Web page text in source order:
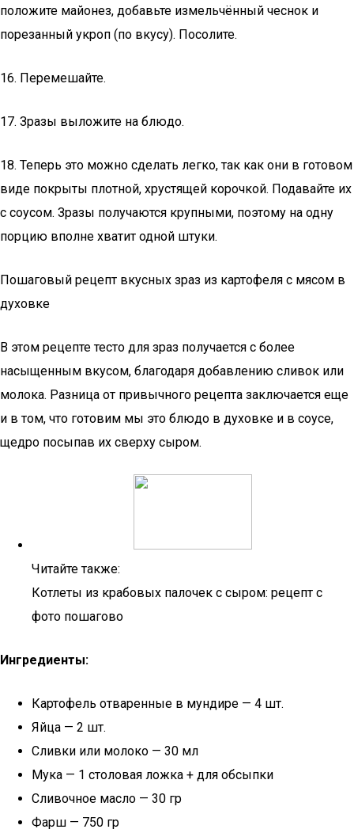
положите майонез, добавьте измельчённый чеснок и
порезанный укроп (по вкусу). Посолите.
16. Перемешайте.
17. Зразы выложите на блюдо.
18. Теперь это можно сделать легко, так как они в готовом
виде покрыты плотной, хрустящей корочкой. Подавайте их
с соусом. Зразы получаются крупными, поэтому на одну
порцию вполне хватит одной штуки.
Пошаговый рецепт вкусных зраз из картофеля с мясом в
духовке
В этом рецепте тесто для зраз получается с более
насыщенным вкусом, благодаря добавлению сливок или
молока. Разница от привычного рецепта заключается еще
и в том, что готовим мы это блюдо в духовке и в соусе,
щедро посыпав их сверху сыром.
Читайте также:
Котлеты из крабовых палочек с сыром: рецепт с
фото пошагово
Ингредиенты:
Картофель отваренные в мундире — 4 шт.
Яйца — 2 шт.
Сливки или молоко — 30 мл
Мука — 1 столовая ложка + для обсыпки
Сливочное масло — 30 гр
Фарш — 750 гр